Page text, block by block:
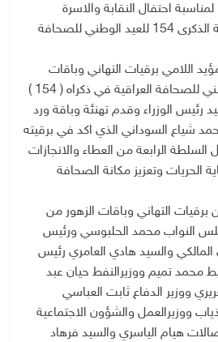
احتفال النقابة والاسرة
الصحفية العراقية لمناسبة الذكرى 154 للعيد الوطني للصحافة
اللامي برقيات التهاني وباقات
الزهور لمناسبة العيد الوطني للصحافة العراقية في ذكراه ( 154 )
الوزراء وقدم تهنئة وباقة ورد
شياع السوداني الذي اكد في برقيته
السلطة الرابعة من العطاء والانجازات
الحريات وتعزيز مكانة الصحافة
التهاني وباقات الزهور من
النواب محمد الحلبوسي ورئيس
المالكي والسيد هادي العامري رئيس
محمد تميم ووزيرالنفط حيان عبد
ووزير الدفاع ثابت العباسي
ووزيرالعمل والشؤون الاجتماعية
هيام الياسري والسيد فرهاد